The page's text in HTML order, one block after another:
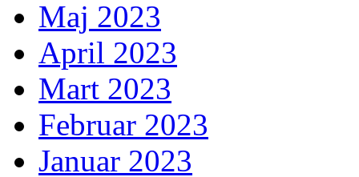
Maj 2023
April 2023
Mart 2023
Februar 2023
Januar 2023